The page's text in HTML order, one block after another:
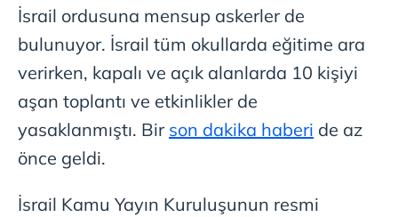
Sizlere daha iyi bir hizmet sunabilmek için İnternet
Sitemizde kendimize ve üçüncü kişilere ait çerezler
kullanılmaktadır. Bu çerezler vasıtasıyla çeşitli kişisel
verileriniz işlenmekte olup gerekli olan çerezler bilgi
toplumu hizmetlerinin sunulması amacıyla
kullanılmaktadır. Diğer çerezler, sitemizin daha işlevsel
kılınması ve kişiselleştirilmesi ve sizlere yönelik
sınırlı olarak açık rızanız dahilinde kullanılacaktır.
İsrail ordusuna mensup askerler de
bulunuyor. İsrail tüm okullarda eğitime ara
verirken, kapalı ve açık alanlarda 10 kişiyi
aşan toplantı ve etkinlikler de
yasaklanmıştı. Bir son dakika haberi de az
önce geldi.
İsrail Kamu Yayın Kuruluşunun resmi